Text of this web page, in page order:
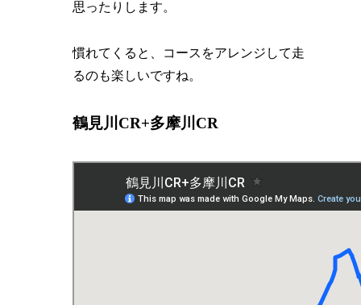
思ったりします。
慣れてくると、コースをアレンジして走
るのも楽しいですね。
鶴見川CR+多摩川CR